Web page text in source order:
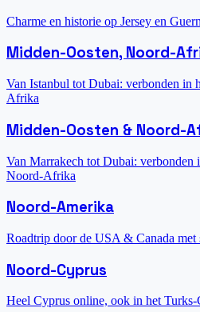
Charme en historie op Jersey en
Midden-Oosten, Noord-
Van Istanbul tot Dubai: verbonden in
Afrika
Midden-Oosten & Noord-
Van Marrakech tot Dubai: verbonden
Noord-Afrika
Noord-Amerika
Roadtrip door de USA & Canada met
Noord-Cyprus
Heel Cyprus online, ook in het